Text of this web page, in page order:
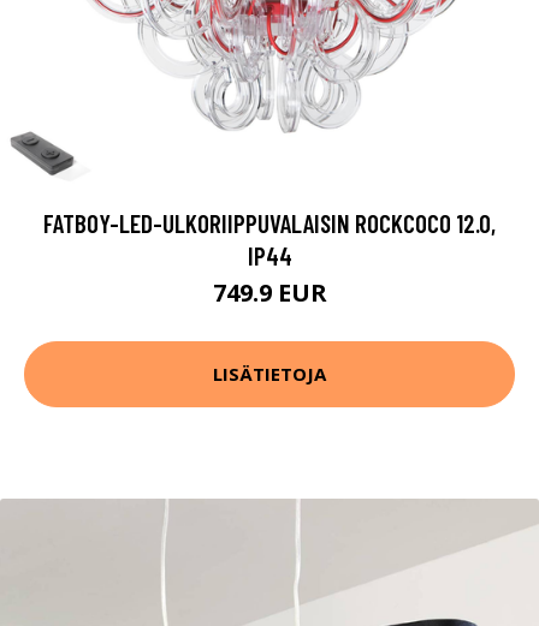
FATBOY-LED-ULKORIIPPUVALAISIN ROCKCOCO 12.0,
IP44
749.9 EUR
LISÄTIETOJA